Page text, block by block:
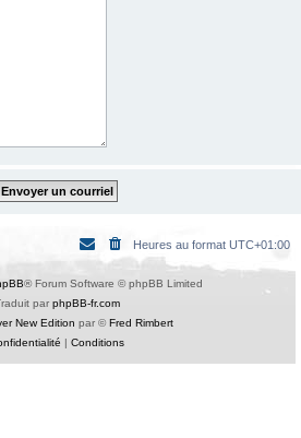
Heures au format UTC+01:00
® Forum Software © phpBB Limited
par phpBB-fr.com
New Edition par ©Fred Rimbert
| Conditions